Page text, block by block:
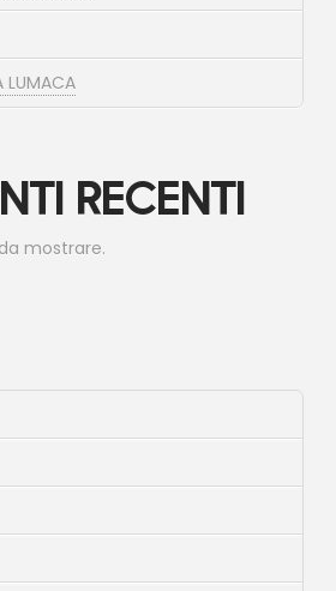
LUMACA
recenti
mostrare.